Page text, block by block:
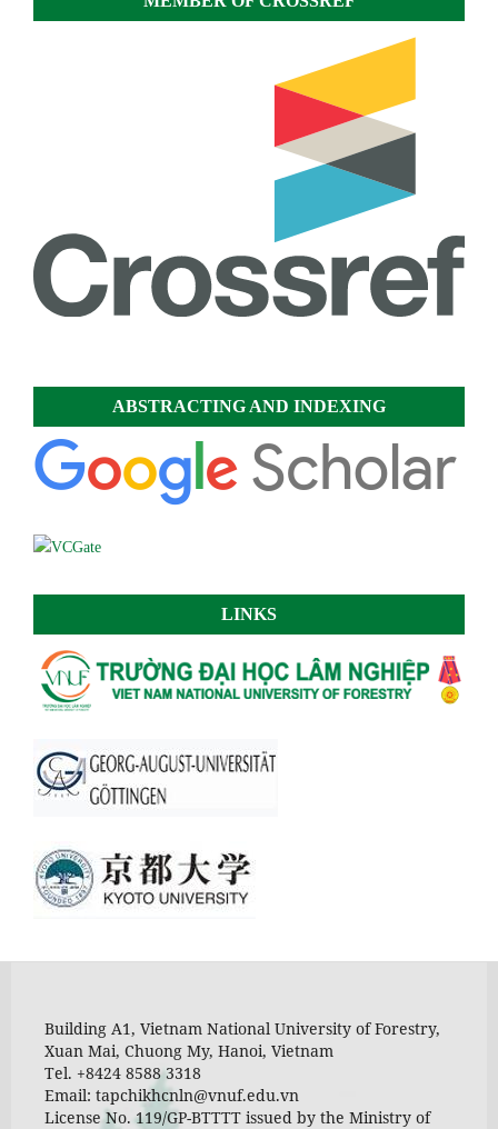
ABSTRACTING AND INDEXING
LINKS
Building A1, Vietnam National University of Forestry,
Xuan Mai, Chuong My, Hanoi, Vietnam
Tel. +8424 8588 3318
Email: tapchikhcnln@vnuf.edu.vn
License No. 119/GP-BTTTT issued by the Ministry of